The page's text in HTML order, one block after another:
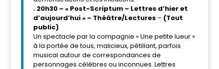
. 20h30 – « Post-Scriptum – Lettres d’hier et
d’aujourd’hui » – Théâtre/Lectures – (Tout
public)
Un spectacle par la compagnie « Une petite lueur »
à la portée de tous, malicieux, pétillant, parfois
musical autour de correspondances de
personnages célèbres ou inconnues. Lettres